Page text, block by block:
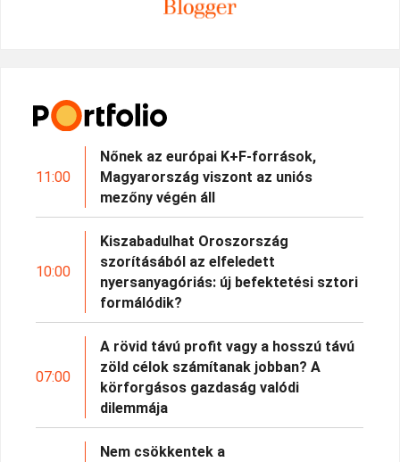
11:00
Nőnek az európai K+F-források,
Magyarország viszont az uniós
mezőny végén áll
10:00
Kiszabadulhat Oroszország
szorításából az elfeledett
nyersanyagóriás: új befektetési sztori
formálódik?
07:00
A rövid távú profit vagy a hosszú távú
zöld célok számítanak jobban? A
körforgásos gazdaság valódi
dilemmája
Nem csökkentek a